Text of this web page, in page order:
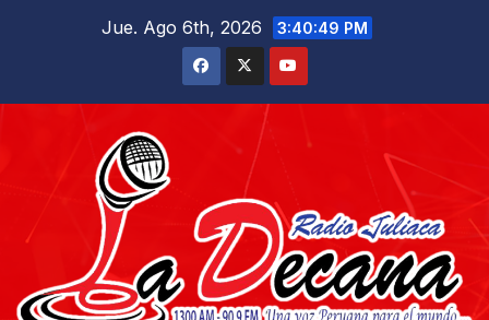
Jue. Ago 6th, 2026 3:40:50 PM